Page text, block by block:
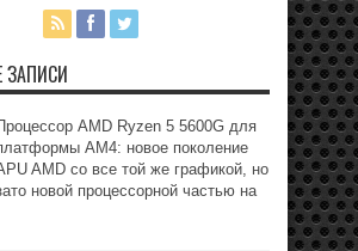
ЗАПИСИ
AMD Ryzen 5 5600G для
АМ4: новое поколение
AMD со все той же графикой, но
новой процессорной частью на